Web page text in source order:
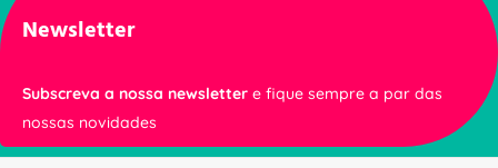
Newsletter
Subscreva a nossa newsletter e fique sempre a par das
nossas novidades